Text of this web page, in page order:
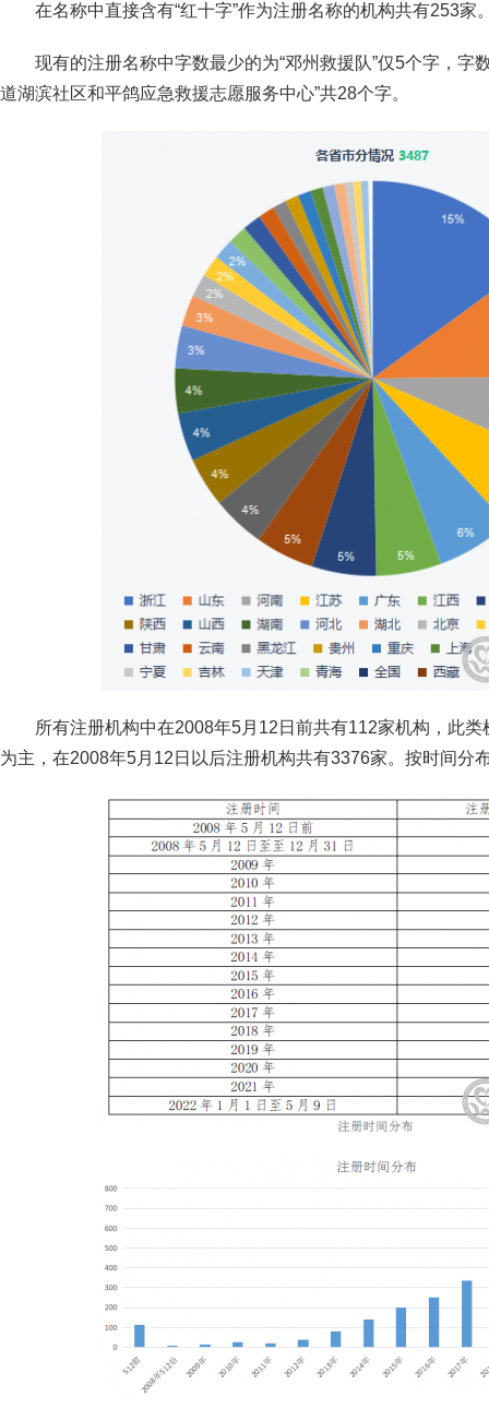
在名称中直接含有“红十字”作为注册名称的机构共有253家
现有的注册名称中字数最少的为“邓州救援队”仅5个字，字
道湖滨社区和平鸽应急救援志愿服务中心”共28个字。
所有注册机构中在2008年5月12日前共有112家机构，此
为主，在2008年5月12日以后注册机构共有3376家。按时间分